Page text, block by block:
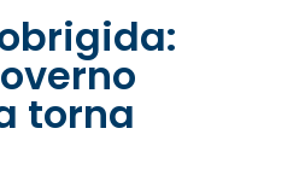
torna